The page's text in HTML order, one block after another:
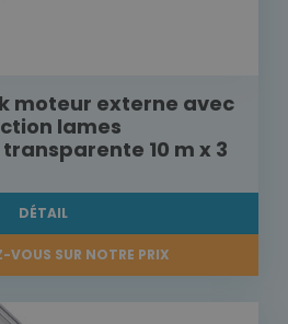
moteur externe avec
lames
10 m x 3
DÉTAIL
VOUS SUR NOTRE PRIX